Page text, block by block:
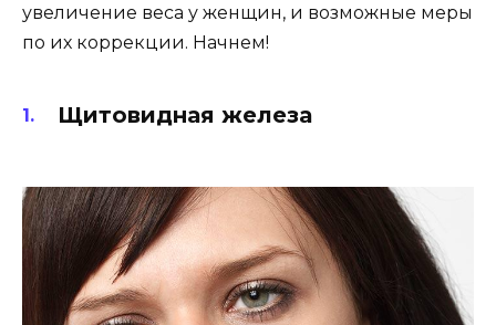
увеличение веса у женщин, и возможные меры
по их коррекции. Начнем!
Щитовидная железа